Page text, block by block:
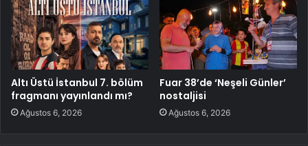
Altı Üstü İstanbul 7. bölüm
fragmanı yayınlandı mı?
Ağustos 6, 2026
Fuar 38’de ‘Neşeli Günler’
nostaljisi
Ağustos 6, 2026